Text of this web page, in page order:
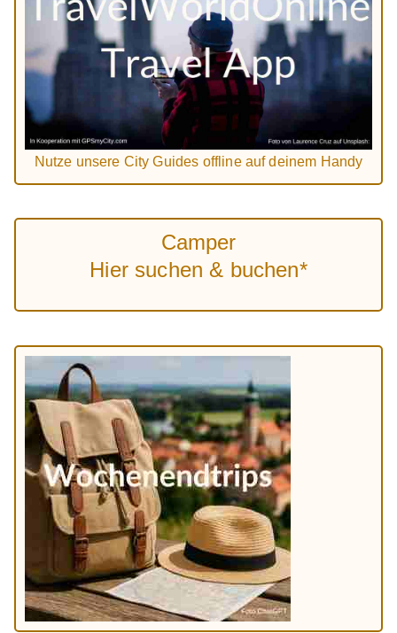
Nutze unsere City Guides offline auf deinem Handy
Camper
Hier suchen & buchen*